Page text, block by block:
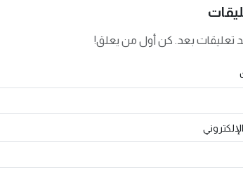
تعليقات بعد. كن أول من يعلق!